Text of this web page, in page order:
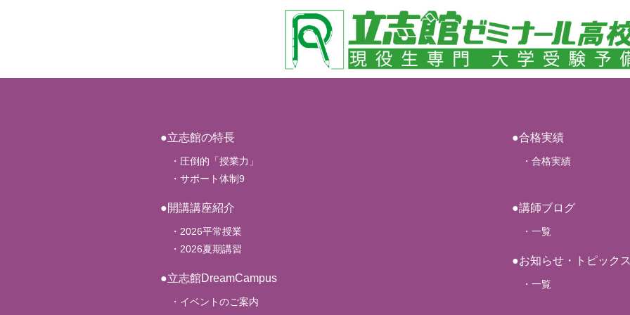
●立志館の特長
・圧倒的「授業力」
・サポート体制9
●開講講座紹介
・2026平常授業
・2026夏期講習
●立志館DreamCampus
・イベントのご案内
●合格実績
・合格実績
●講師ブログ
・一覧
●お知らせ・トピック
・一覧